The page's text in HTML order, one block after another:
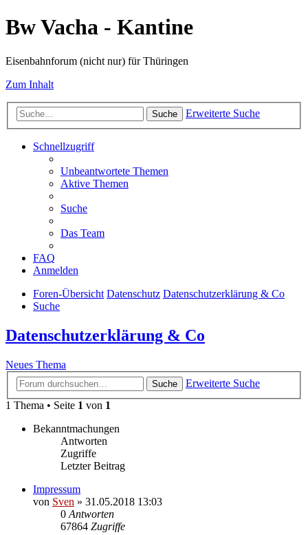
Bw Vacha - Kantine
Eisenbahnforum (nicht nur) für Thüringen
Zum Inhalt
Suche Erweiterte Suche
Schnellzugriff
Unbeantwortete Themen
Aktive Themen
Suche
Das Team
FAQ
Anmelden
Foren-Übersicht Datenschutz Datenschutzerklärung & Co
Suche
Datenschutzerklärung & Co
Neues Thema
Suche
Erweiterte Suche
1 Thema • Seite 1 von 1
Bekanntmachungen
Antworten
Zugriffe
Letzter Beitrag
Impressum
von Sven » 31.05.2018 13:03
0 Antworten
67864 Zugriffe